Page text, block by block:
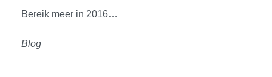
Bereik meer in 2016…
Blog